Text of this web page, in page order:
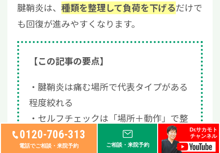
0120-706-313
電話でご相談・来院予約 ご相談・来院予約
Dr.サカモト
チャンネル
腱鞘炎は、 種類を整理して負荷を下げるだけで
も回復が進みやすくなります。
【この記事の要点】
腱鞘炎は痛む場所で代表タイプがある
程度絞れる
セルフチェックは「場所＋動作」で整
理すると判断しやすい
対処は固定や冷却より先に「負荷を減